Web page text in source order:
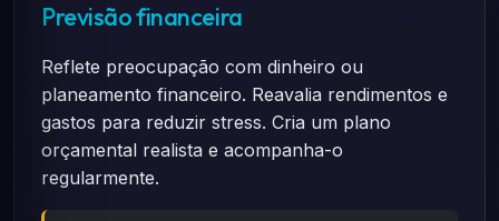
Previsão financeira
Reflete preocupação com dinheiro ou
planeamento financeiro. Reavalia rendimentos e
gastos para reduzir stress. Cria um plano
orçamental realista e acompanha-o
regularmente.